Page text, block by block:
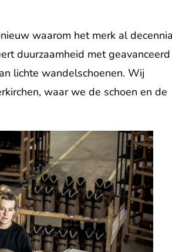
waarom het merk al
duurzaamheid met geavanceerd
lichte wandelschoenen. Wij
waar we de schoen en de